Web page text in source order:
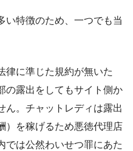
い特徴のため、一つでも当
律に準じた規約が無いた
の露出をしてもサイト側か
ん。チャットレディは露出
）を稼げるため悪徳代理店
では公然わいせつ罪にあた